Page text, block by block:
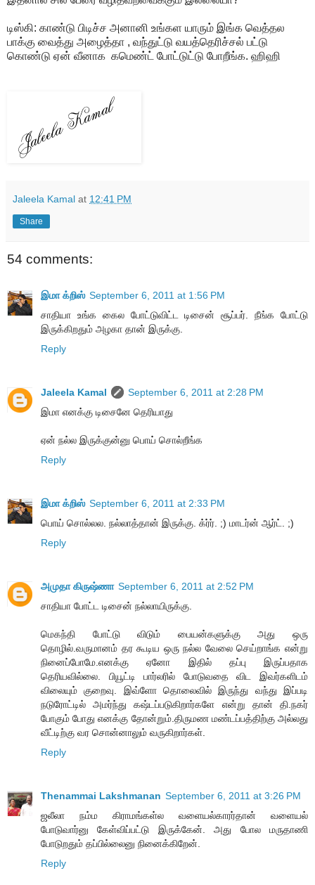
டிஸ்கி: காண்டு பிடிச்ச அனானி உங்கள யாரும் இங்க வெத்தல
பாக்கு வைத்து அழைத்தா , வந்துட்டு வயத்தெரிச்சல் பட்டு
கொண்டு ஏன் வீனாக கமெண்ட் போட்டுட்டு போறீங்க. ஹிஹி
Jaleela Kamal at 12:41 PM
Share
54 comments:
இமா க்றிஸ் September 6, 2011 at 1:56 PM
சாதியா உங்க கைல போட்டுவிட்ட டிசைன் சூப்பர். நீங்க போட்டு
இருக்கிறதும் அழகா தான் இருக்கு.
Reply
Jaleela Kamal
September 6, 2011 at 2:28 PM
இமா எனக்கு டிசைனே தெரியாது
ஏன் நல்ல இருக்குன்னு பொய் சொல்றீங்க
Reply
இமா க்றிஸ் September 6, 2011 at 2:33 PM
பொய் சொல்லல. நல்லாத்தான் இருக்கு. க்ர்ர். ;) மாடர்ன் ஆர்ட். ;)
Reply
அமுதா கிருஷ்ணா September 6, 2011 at 2:52 PM
சாதியா போட்ட டிசைன் நல்லாயிருக்கு.
மெகந்தி போட்டு விடும் பையன்களுக்கு அது ஒரு
தொழில்.வருமானம் தர கூடிய ஒரு நல்ல வேலை செய்றாங்க என்று
நினைப்போமே.எனக்கு ஏனோ இதில் தப்பு இருப்பதாக
தெரியவில்லை. பியூட்டி பார்லரில் போடுவதை விட இவர்களிடம்
விலையும் குறைவு. இவ்ளோ தொலைவில் இருந்து வந்து இப்படி
நடுரோட்டில் அமர்ந்து கஷ்டப்படுகிறார்களே என்று தான் தி.நகர்
போகும் போது எனக்கு தோன்றும்.திருமண மண்டப்பத்திற்கு அல்லது
வீட்டிற்கு வர சொன்னாலும் வருகிறார்கள்.
Reply
Thenammai Lakshmanan September 6, 2011 at 3:26 PM
ஜலீலா நம்ம கிராமங்கள்ல வளையல்காரர்தான் வளையல்
போடுவார்னு கேள்விப்பட்டு இருக்கேன். அது போல மருதாணி
போடுறதும் தப்பில்லைனு நினைக்கிறேன்.
Reply